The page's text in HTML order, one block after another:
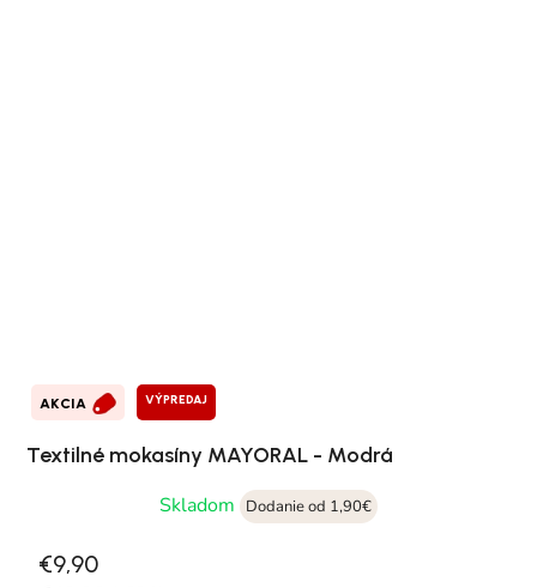
AKCIA VÝPREDAJ
Textilné mokasíny MAYORAL - Modrá
Skladom
Dodanie od 1,90€
€9,90